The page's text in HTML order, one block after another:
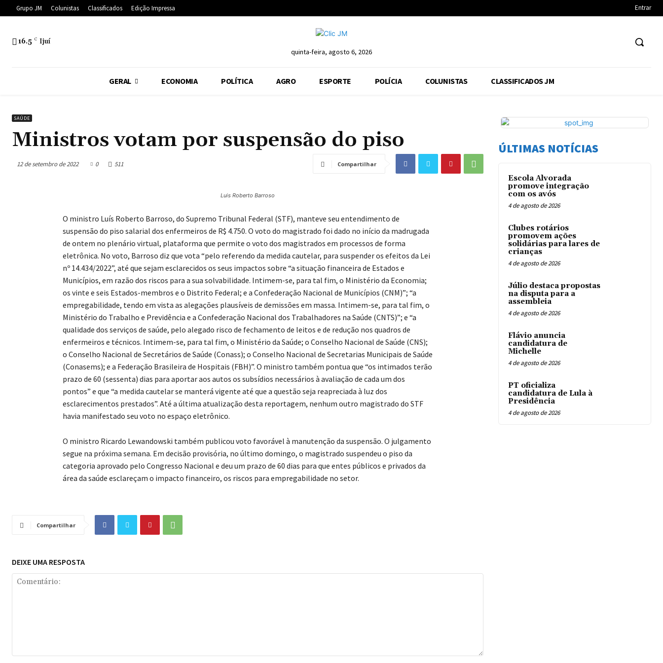
Grupo JM Colunistas Classificados Edição Impressa Entrar
16.5 C Ijuí
quinta-feira, agosto 6, 2026
GERAL ECONOMIA POLÍTICA AGRO ESPORTE POLÍCIA COLUNISTAS CLASSIFICADOS JM
SAÚDE
Ministros votam por suspensão do piso
12 de setembro de 2022 0 511 Compartilhar
Luis Roberto Barroso
O ministro Luís Roberto Barroso, do Supremo Tribunal Federal (STF), manteve seu entendimento de
suspensão do piso salarial dos enfermeiros de R$ 4.750. O voto do magistrado foi dado no início da madrugada
de ontem no plenário virtual, plataforma que permite o voto dos magistrados em processos de forma
eletrônica. No voto, Barroso diz que vota “pelo referendo da medida cautelar, para suspender os efeitos da Lei
nº 14.434/2022”, até que sejam esclarecidos os seus impactos sobre “a situação financeira de Estados e
Municípios, em razão dos riscos para a sua solvabilidade. Intimem-se, para tal fim, o Ministério da Economia;
os vinte e seis Estados-membros e o Distrito Federal; e a Confederação Nacional de Municípios (CNM)”; “a
empregabilidade, tendo em vista as alegações plausíveis de demissões em massa. Intimem-se, para tal fim, o
Ministério do Trabalho e Previdência e a Confederação Nacional dos Trabalhadores na Saúde (CNTS)”; e “a
qualidade dos serviços de saúde, pelo alegado risco de fechamento de leitos e de redução nos quadros de
enfermeiros e técnicos. Intimem-se, para tal fim, o Ministério da Saúde; o Conselho Nacional de Saúde (CNS);
o Conselho Nacional de Secretários de Saúde (Conass); o Conselho Nacional de Secretarias Municipais de Saúde
(Conasems); e a Federação Brasileira de Hospitais (FBH)”. O ministro também pontua que “os intimados terão
prazo de 60 (sessenta) dias para aportar aos autos os subsídios necessários à avaliação de cada um dos
pontos” e que “a medida cautelar se manterá vigente até que a questão seja reapreciada à luz dos
esclarecimentos prestados”. Até a última atualização desta reportagem, nenhum outro magistrado do STF
havia manifestado seu voto no espaço eletrônico.
O ministro Ricardo Lewandowski também publicou voto favorável à manutenção da suspensão. O julgamento
segue na próxima semana. Em decisão provisória, no último domingo, o magistrado suspendeu o piso da
categoria aprovado pelo Congresso Nacional e deu um prazo de 60 dias para que entes públicos e privados da
área da saúde esclareçam o impacto financeiro, os riscos para empregabilidade no setor.
Compartilhar
DEIXE UMA RESPOSTA
ÚLTIMAS NOTÍCIAS
Escola Alvorada
promove integração
com os avós
4 de agosto de 2026
Clubes rotários
promovem ações
solidárias para lares de
crianças
4 de agosto de 2026
Júlio destaca propostas
na disputa para a
assembleia
4 de agosto de 2026
Flávio anuncia
candidatura de
Michelle
4 de agosto de 2026
PT oficializa
candidatura de Lula à
Presidência
4 de agosto de 2026